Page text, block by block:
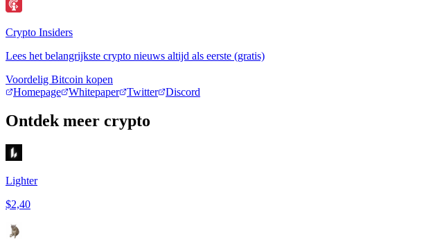
Crypto Insiders
Lees het belangrijkste crypto nieuws altijd als eerste (gratis)
Voordelig Bitcoin kopen
Homepage
Whitepaper Twitter Discord
Ontdek meer crypto
Lighter
$2,40